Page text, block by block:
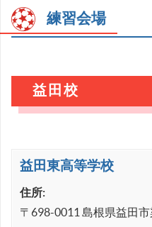
練習会場
益田校
益田東高等学校
住所:
〒698-0011 島根県益田